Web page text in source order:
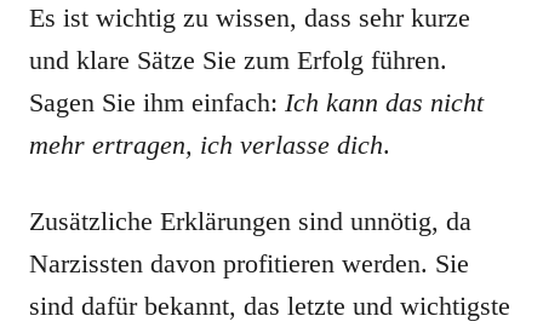
Es ist wichtig zu wissen, dass sehr kurze
und klare Sätze Sie zum Erfolg führen.
Sagen Sie ihm einfach: Ich kann das nicht
mehr ertragen, ich verlasse dich.
Zusätzliche Erklärungen sind unnötig, da
Narzissten davon profitieren werden. Sie
sind dafür bekannt, das letzte und wichtigste